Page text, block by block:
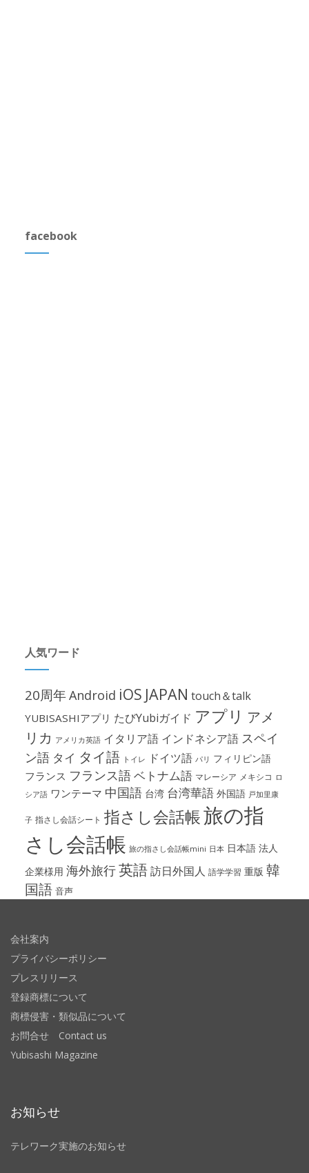
facebook
人気ワード
20周年Android iOS JAPAN touch＆talk
YUBISASHIアプリ たびYubiガイド アプリ アメ
リカ アメリカ英語 イタリア語 インドネシア語 スペイ
ン語 タイ タイ語 トイレ ドイツ語 パリ フィリピン語
フランス フランス語ベトナム語 マレーシア メキシコ ロ
シア語 ワンテーマ 中国語 台湾 台湾華語 外国語 戸加里康
子 指さし会話シート 指さし会話帳旅の指
さし会話帳 旅の指さし会話帳mini 日本 日本語 法人
企業様用 海外旅行英語訪日外国人 語学学習 重版 韓
国語 音声
会社案内
プライバシーポリシー
プレスリリース
登録商標について
商標侵害・類似品について
お問合せ Contact us
Yubisashi Magazine
お知らせ
テレワーク実施のお知らせ